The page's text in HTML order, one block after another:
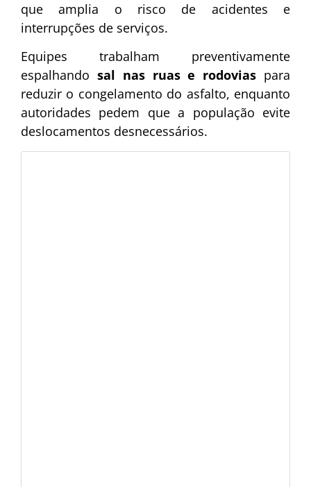
que amplia o risco de acidentes e
interrupções de serviços.
Equipes trabalham preventivamente
espalhando sal nas ruas e rodovias para
reduzir o congelamento do asfalto, enquanto
autoridades pedem que a população evite
deslocamentos desnecessários.